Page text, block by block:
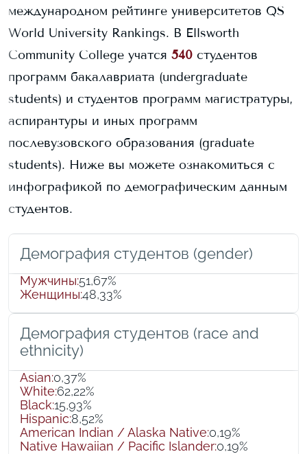
международном рейтинге университетов QS
World University Rankings. В Ellsworth
Community College учатся 540 студентов
программ бакалавриата (undergraduate
students) и студентов программ магистратуры,
аспирантуры и иных программ
послевузовского образования (graduate
students). Ниже вы можете ознакомиться с
инфографикой по демографическим данным
студентов.
Демография студентов (gender)
Мужчины:51,67%
Женщины:48,33%
Демография студентов (race and
ethnicity)
Asian:0,37%
White:62,22%
Black:15,93%
Hispanic:8,52%
American Indian / Alaska Native:0,19%
Native Hawaiian / Pacific Islander:0,19%